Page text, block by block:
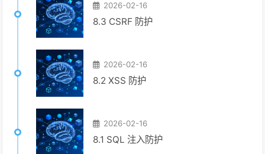
2026-02-16
8.3 CSRF 防护
2026-02-16
8.2 XSS 防护
2026-02-16
8.1 SQL 注入防护